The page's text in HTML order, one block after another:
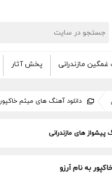
مازندرانی پخش آثار
دانلود آهنگ های میثم خاکپور
های مازندرانی
به نام آرزو